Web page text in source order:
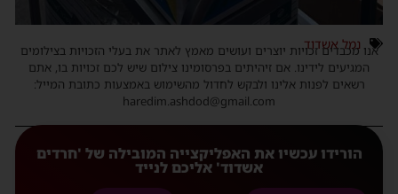
נמל אשדוד
אנו מכבדים זכויות יוצרים ועושים מאמץ לאתר את בעלי הזכויות בצילומים
המגיעים לידינו. אם זיהיתים בפרסומינו צילום שיש לכם זכויות בו, אתם
רשאים לפנות אלינו ולבקש לחדול מהשימוש באמצעות כתובת המייל:
haredim.ashdod@gmail.com
הורידו עכשיו את האפליקצייה המובילה של 'חרדים
אשדוד' אליכם לנייד